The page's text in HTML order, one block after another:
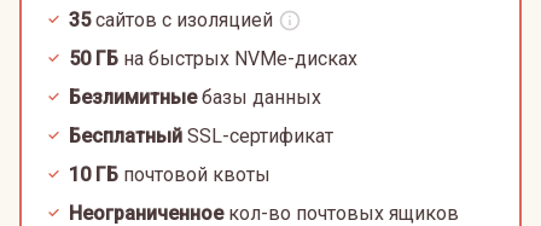
35 сайтов с изоляцией
50ГБ на быстрых NVMe-дисках
Безлимитныебазы данных
Бесплатный SSL-сертификат
10ГБ почтовой квоты
Неограниченноекол-во почтовых ящиков